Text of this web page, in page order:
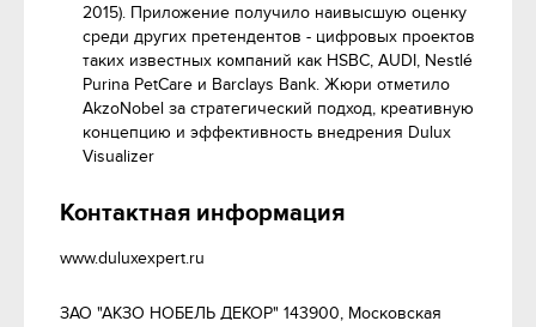
2015). Приложение получило наивысшую оценку
среди других претендентов - цифровых проектов
таких известных компаний как HSBC, AUDI, Nestlé
Purina PetCare и Barclays Bank. Жюри отметило
AkzoNobel за стратегический подход, креативную
концепцию и эффективность внедрения Dulux
Visualizer
Контактная информация
www.duluxexpert.ru
ЗАО "АКЗО НОБЕЛЬ ДЕКОР" 143900, Московская